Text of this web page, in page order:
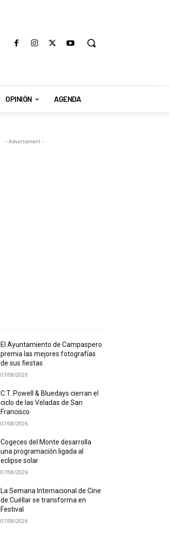
OPINIÓN AGENDA
- Advertisment -
El Ayuntamiento de Campaspero
premia las mejores fotografías
de sus fiestas
07/08/2026
C.T. Powell & Bluedays cierran el
ciclo de las Veladas de San
Francisco
07/08/2026
Cogeces del Monte desarrolla
una programación ligada al
eclipse solar
07/08/2026
La Semana Internacional de Cine
de Cuéllar se transforma en
Festival
07/08/2026